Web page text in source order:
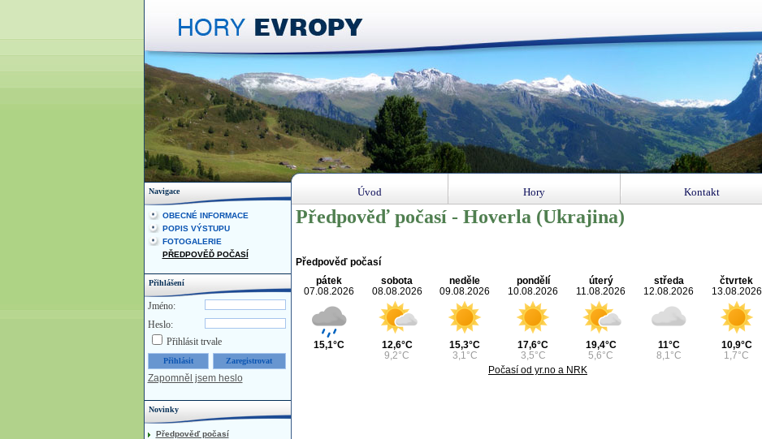
Předpověď počasí - Hoverla (Ukrajina)
Předpověď počasí
pátek
07.08.2026
15,1°C
sobota
08.08.2026
12,6°C
9,2°C
neděle
09.08.2026
15,3°C
3,1°C
pondělí
10.08.2026
17,6°C
3,5°C
úterý
11.08.2026
19,4°C
5,6°C
středa
12.08.2026
11°C
8,1°C
čtvrtek
13.08.2026
10,9°C
1,7°C
Počasí od yr.no a NRK
Navigace
OBECNÉ INFORMACE
POPIS VÝSTUPU
FOTOGALERIE
PŘEDPOVĚĎ POČASÍ
Přihlášení
Jméno:
Heslo:
Přihlásit trvale
Zapomněl jsem heslo
Novinky
Předpověď počasí
Úvod Hory Kontakt